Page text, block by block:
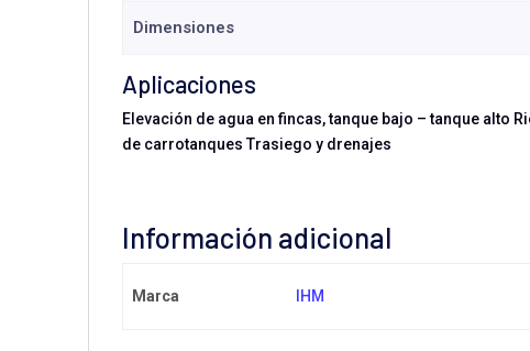
Dimensiones
Aplicaciones
Elevación de agua en fincas, tanque bajo – tanque alto
de carrotanques Trasiego y drenajes
Información adicional
Marca IHM